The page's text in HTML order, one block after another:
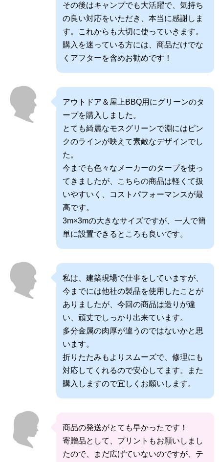
その後はキャンプでも大活躍で、気持ち
の良い対応をいただき、本当に感謝しま
す。これからも大切に使っていきます。
購入を迷っている方には、商品だけでな
くアフターを含めお勧めです！
アウトドア＆屋上BBQ用にグリーンのタ
ープを購入しました。
とても綺麗なモスグリーンで淵にはピン
クのラインが映えて素敵なデザインでし
た。
今までも色々なメーカーのタープを使っ
てきましたが、こちらの商品は軽くて扱
いやすいく、コストパフォーマンスが最
高です。
3m×3mの大きなサイズですが、一人で簡
単に設置できるところも良いです。
私は、建築現場で仕事をしていますが、
今までには他社の製品を使用したことが
ありましたが、今回の商品は造りが違
い、頑丈でしっかり出来ています。
多分金属の肉厚が違うのではないかと思
います。
折りたたみもよりスムーズで、修理にも
対応してくれるので安心してます。また
購入しますので宜しくお願いします。
商品の発送がとても早かったです！
寄贈品として、プリントもお願いしまし
たので、まだ広げていないのですが、テ